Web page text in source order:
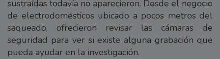
sustraídas todavía no aparecieron. Desde el negocio
de electrodomésticos ubicado a pocos metros del
saqueado, ofrecieron revisar las cámaras de
seguridad para ver si existe alguna grabación que
pueda ayudar en la investigación.